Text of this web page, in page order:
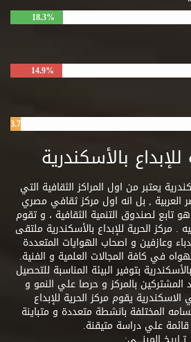
18.3%
14.9%
3.7%
بالأسكندرية
يعتبر من اول المراكز الثقافية التي
, بل انه اول مركز ثقافي مصري
لصندوق التنمية الثقافية ، و تقوم
. مركز الحرية للإبداع بالأسكندرية ملتقى
وعازفين و اصحاب الهوايات المتعددة
في كافة المجالات العلمية و الفنية.
بتوفير البيئة المناسبة للتحصيل
المشتركين بالمركز و حرصا علي النمو و
يقوم مركز الحرية للإبداع
المختلفة بانشطة متعددة و متباينة
علي دراسة متيقنة.